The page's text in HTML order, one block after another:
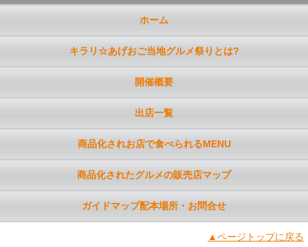
ホーム
キラリ☆あげおご当地グルメ祭りとは?
開催概要
出店一覧
商品化されお店で食べられるMENU
商品化されたグルメの販売店マップ
ガイドマップ配本場所・お問合せ
▲ページトップに戻る